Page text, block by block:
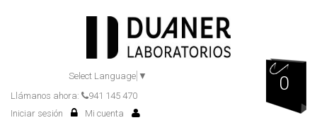
0
Select Language ▼
Llámanos ahora:
941 145 470
Iniciar sesión
Mi cuenta